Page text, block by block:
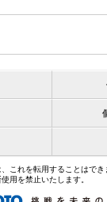
これを転用することはでき
用を禁止いたします。